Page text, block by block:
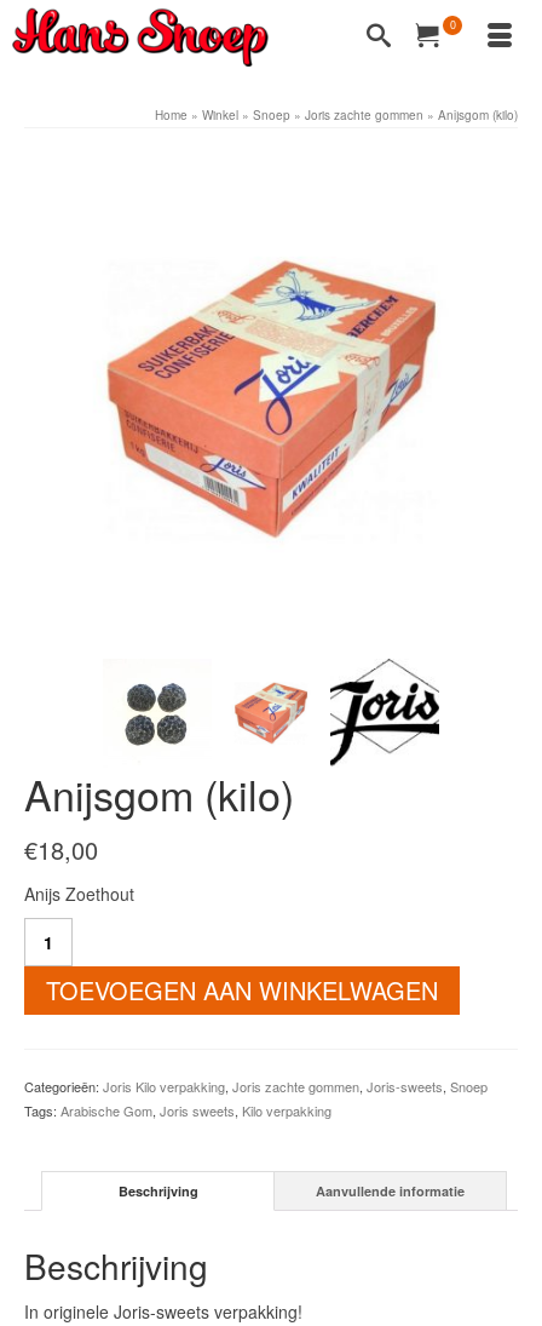
0
Home » Winkel » Snoep » Joris zachte gommen » Anijsgom (kilo)
Anijsgom (kilo)
€18,00
Anijs Zoethout
(kilo)
aantal
TOEVOEGEN AAN WINKELWAGEN
Categorieën: Joris Kilo verpakking, Joris zachte gommen, Joris-sweets, Snoep
Tags: Arabische Gom, Joris sweets, Kilo verpakking
Beschrijving Aanvullende informatie
Beschrijving
In originele Joris-sweets verpakking!